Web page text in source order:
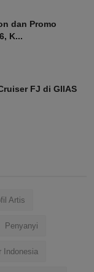
dan Promo
K...
FJ di GIIAS
Artis
Penyanyi
Indonesia